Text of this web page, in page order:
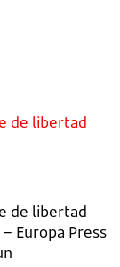
de libertad
de libertad
Europa Press